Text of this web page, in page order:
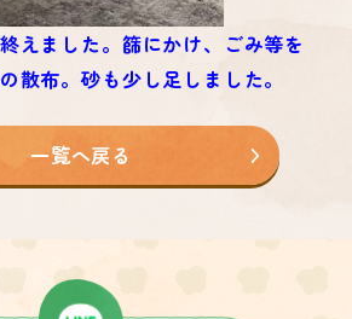
えました。篩にかけ、ごみ等を
散布。砂も少し足しました。
一覧へ戻る